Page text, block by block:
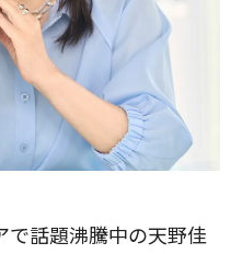
で話題沸騰中の天野佳